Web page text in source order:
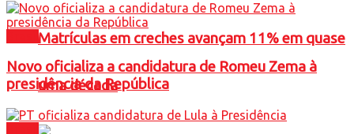
Matrículas em creches avançam 11% em quase
uma década
Novo oficializa a candidatura de Romeu Zema à
presidência da República